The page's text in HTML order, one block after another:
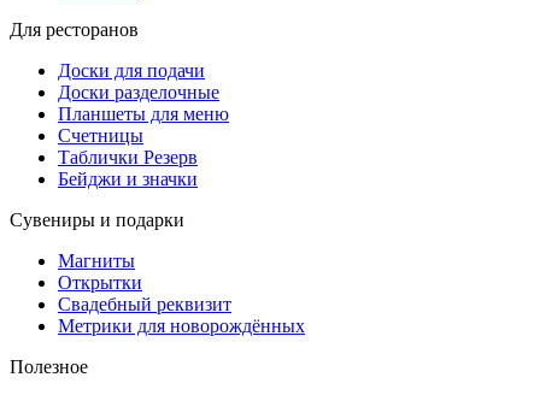
Для ресторанов
Доски для подачи
Доски разделочные
Планшеты для меню
Счетницы
Таблички Резерв
Бейджи и значки
Сувениры и подарки
Магниты
Открытки
Свадебный реквизит
Метрики для новорождённых
Полезное